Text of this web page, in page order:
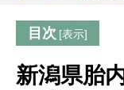
目次
新潟県胎